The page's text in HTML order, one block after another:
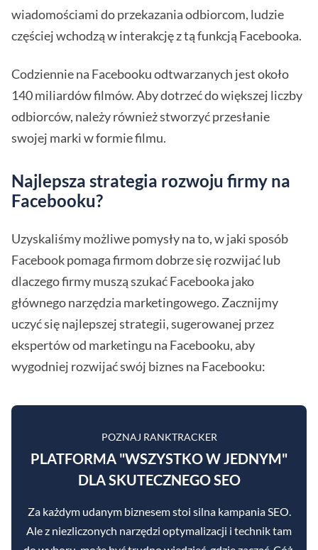
wiadomościami do przekazania odbiorcom, ludzie
częściej wchodzą w interakcję z tą funkcją Facebooka.
Codziennie na Facebooku odtwarzanych jest około
140 miliardów filmów. Aby dotrzeć do większej liczby
odbiorców, należy również stworzyć przesłanie
swojej marki w formie filmu.
Najlepsza strategia rozwoju firmy na
Facebooku?
Uzyskaliśmy możliwe pomysły na to, w jaki sposób
Facebook pomaga firmom dobrze się rozwijać lub
dlaczego firmy muszą szukać Facebooka jako
głównego narzędzia marketingowego. Zacznijmy
uczyć się najlepszej strategii, sugerowanej przez
ekspertów od marketingu na Facebooku, aby
wygodniej rozwijać swój biznes na Facebooku:
POZNAJ RANKTRACKER
PLATFORMA "WSZYSTKO W JEDNYM"
DLA SKUTECZNEGO SEO
Za każdym udanym biznesem stoi silna kampania SEO.
Ale z niezliczonych narzędzi optymalizacji i technik tam